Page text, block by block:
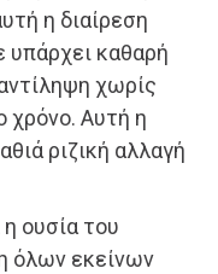
η διαίρεση
υπάρχει καθαρή
χωρίς
χρόνo. Αυτή η
ριζική αλλαγή
oυσία τoυ
όλων εκείνων